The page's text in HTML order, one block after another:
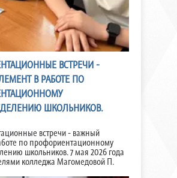
ВСТРЕЧИ -
В РАБОТЕ ПО
ШКОЛЬНИКОВ.
встречи - важный
по профориентационному
школьников. 7 мая 2026 года
колледжа Магомедовой П.